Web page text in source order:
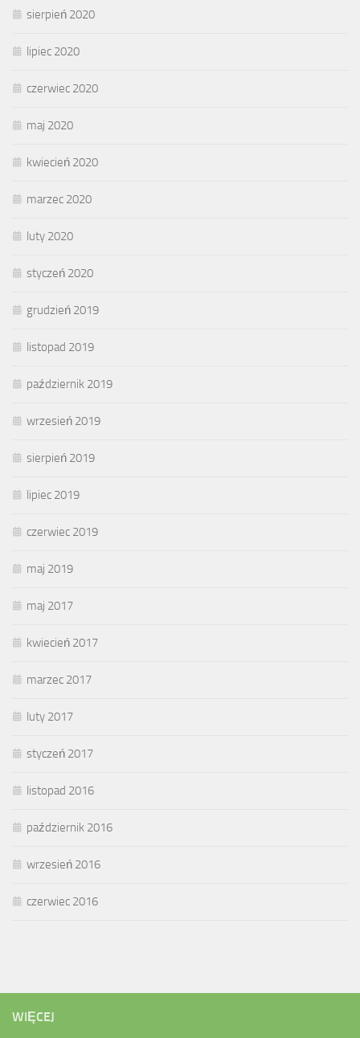
sierpień 2020
lipiec 2020
czerwiec 2020
maj 2020
kwiecień 2020
marzec 2020
luty 2020
styczeń 2020
grudzień 2019
listopad 2019
październik 2019
wrzesień 2019
sierpień 2019
lipiec 2019
czerwiec 2019
maj 2019
maj 2017
kwiecień 2017
marzec 2017
luty 2017
styczeń 2017
listopad 2016
październik 2016
wrzesień 2016
czerwiec 2016
WIĘCEJ